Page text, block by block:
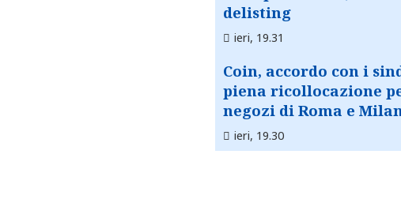
delisting
ieri, 19.31
Coin, accordo con i
piena ricollocazione
negozi di Roma e
ieri, 19.30